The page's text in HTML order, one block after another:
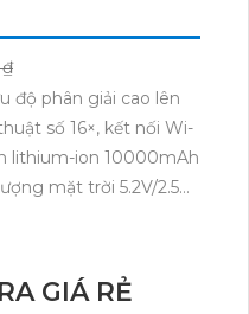
độ phân giải cao lên
số 16×, kết nối Wi-
lithium-ion 10000mAh
mặt trời 5.2V/2.5W.
GIÁ RẺ